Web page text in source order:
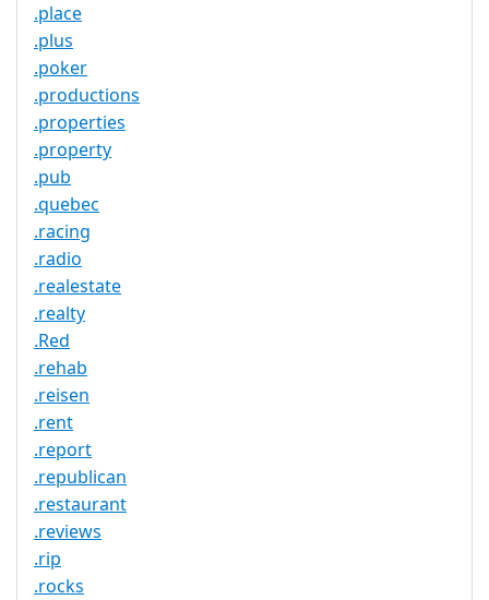
.place
.plus
.poker
.productions
.properties
.property
.pub
.quebec
.racing
.radio
.realestate
.realty
.Red
.rehab
.reisen
.rent
.report
.republican
.restaurant
.reviews
.rip
.rocks